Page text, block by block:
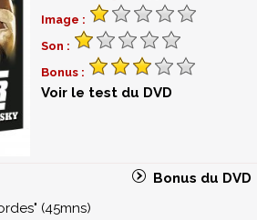
Image :
Son :
Bonus :
Voir le test du DVD
Bonus du DVD
(45mns)